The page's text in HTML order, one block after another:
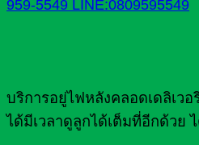
959-5549 LINE:0809595549
บริการอยู่ไฟหลังคลอดเดลิเ
ได้มีเวลาดูลูกได้เต็มที่อีกด้วย